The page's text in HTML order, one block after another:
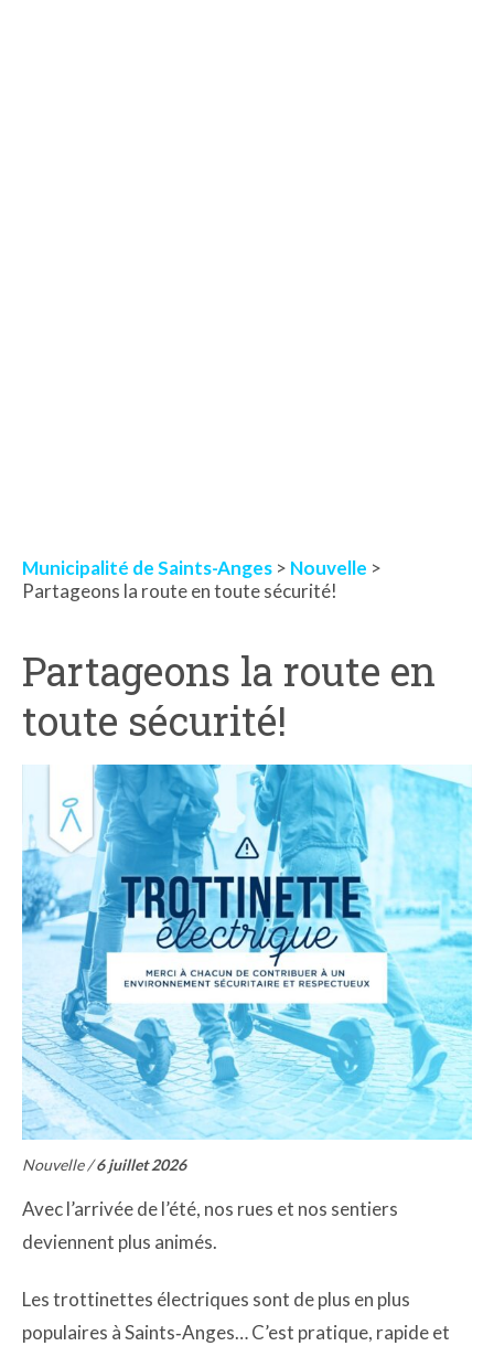
Municipalité de Saints-Anges > Nouvelle >
Partageons la route en toute sécurité!
Partageons la route en
toute sécurité!
Nouvelle /6 juillet 2026
Avec l’arrivée de l’été, nos rues et nos sentiers
deviennent plus animés.
Les trottinettes électriques sont de plus en plus
populaires à Saints‑Anges… C’est pratique, rapide et